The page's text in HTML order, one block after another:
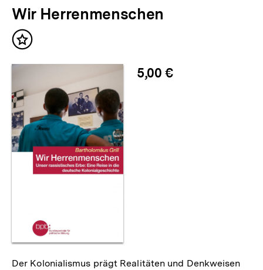
Wir Herrenmenschen
Inhalt
5,00 €
Der Kolonialismus prägt Realitäten und Denkweisen